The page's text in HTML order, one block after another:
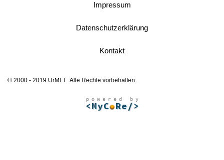
Impressum
Datenschutzerklärung
Kontakt
© 2000 - 2019 UrMEL. Alle Rechte vorbehalten.